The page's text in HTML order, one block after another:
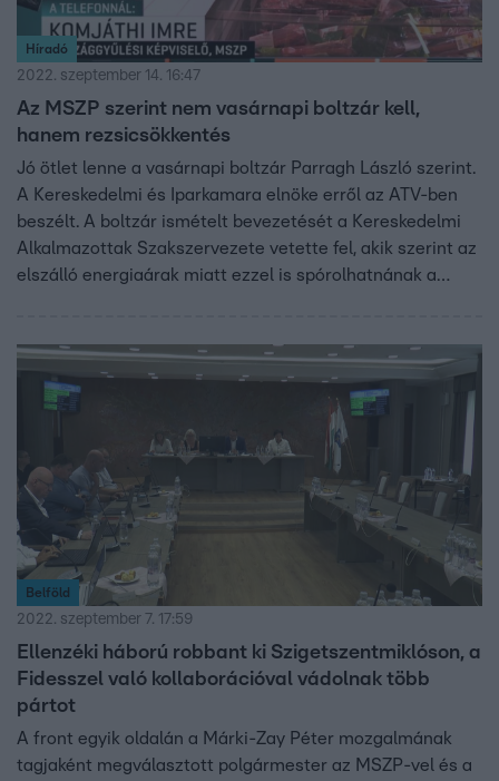
Híradó
2022. szeptember 14. 16:47
Az MSZP szerint nem vasárnapi boltzár kell,
hanem rezsicsökkentés
Jó ötlet lenne a vasárnapi boltzár Parragh László szerint.
A Kereskedelmi és Iparkamara elnöke erről az ATV-ben
beszélt. A boltzár ismételt bevezetését a Kereskedelmi
Alkalmazottak Szakszervezete vetette fel, akik szerint az
elszálló energiaárak miatt ezzel is spórolhatnának a
rezsicsökkentést. A kormány szerint a nyitva tartásról a
kereskedők döntenek.
Belföld
2022. szeptember 7. 17:59
Ellenzéki háború robbant ki Szigetszentmiklóson, a
Fidesszel való kollaborációval vádolnak több
pártot
A front egyik oldalán a Márki-Zay Péter mozgalmának
tagjaként megválasztott polgármester az MSZP-vel és a